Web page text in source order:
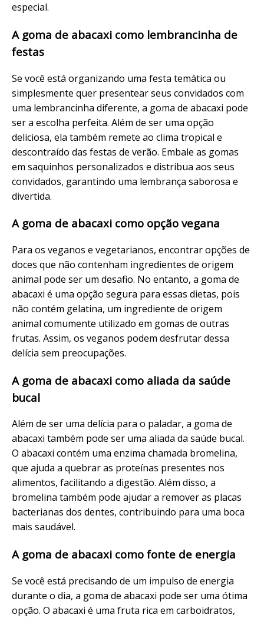
especial.
A goma de abacaxi como lembrancinha de
festas
Se você está organizando uma festa temática ou
simplesmente quer presentear seus convidados com
uma lembrancinha diferente, a goma de abacaxi pode
ser a escolha perfeita. Além de ser uma opção
deliciosa, ela também remete ao clima tropical e
descontraído das festas de verão. Embale as gomas
em saquinhos personalizados e distribua aos seus
convidados, garantindo uma lembrança saborosa e
divertida.
A goma de abacaxi como opção vegana
Para os veganos e vegetarianos, encontrar opções de
doces que não contenham ingredientes de origem
animal pode ser um desafio. No entanto, a goma de
abacaxi é uma opção segura para essas dietas, pois
não contém gelatina, um ingrediente de origem
animal comumente utilizado em gomas de outras
frutas. Assim, os veganos podem desfrutar dessa
delícia sem preocupações.
A goma de abacaxi como aliada da saúde
bucal
Além de ser uma delícia para o paladar, a goma de
abacaxi também pode ser uma aliada da saúde bucal.
O abacaxi contém uma enzima chamada bromelina,
que ajuda a quebrar as proteínas presentes nos
alimentos, facilitando a digestão. Além disso, a
bromelina também pode ajudar a remover as placas
bacterianas dos dentes, contribuindo para uma boca
mais saudável.
A goma de abacaxi como fonte de energia
Se você está precisando de um impulso de energia
durante o dia, a goma de abacaxi pode ser uma ótima
opção. O abacaxi é uma fruta rica em carboidratos,